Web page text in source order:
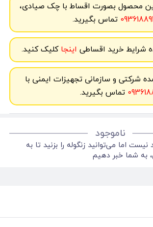
محصول بصورت اقساط با چک صیادی،
تماس بگیرید.
شرایط خرید اقساطی اینجاکلیک کنید.
شرکتی و سازمانی تجهیزات ایمنی با
تماس بگیرید.
ناموجود
نیست اما می‌توانید زنگوله را بزنید تا به
شما خبر دهیم